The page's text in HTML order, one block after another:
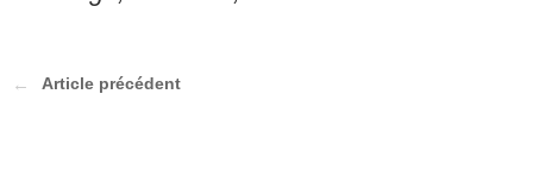
Article précédent